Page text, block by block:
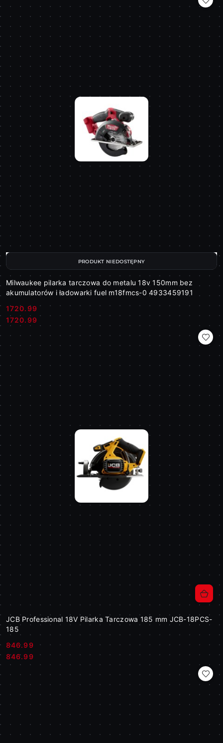
Milwaukee pilarka tarczowa do metalu 18v 150mm bez
akumulatorów i ładowarki fuel m18fmcs-0 4933459191
Cena:
1720.99
Cena:
1720.99
PRODUKT NIEDOSTĘPNY
JCB Professional 18V Pilarka Tarczowa 185 mm JCB-18PCS-
185
Cena:
846.99
Cena:
846.99